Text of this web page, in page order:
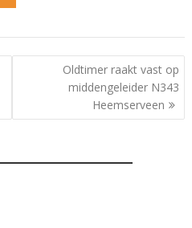
Oldtimer raakt vast op
middengeleider N343
Heemserveen